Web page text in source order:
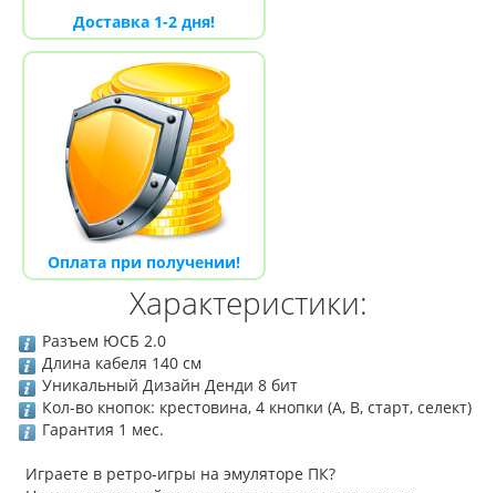
Доставка 1-2 дня!
Оплата при получении!
Характеристики:
Разъем ЮСБ 2.0
Длина кабеля 140 см
Уникальный Дизайн Денди 8 бит
Кол-во кнопок: крестовина, 4 кнопки (А, В, старт, селект)
Гарантия 1 мес.
Играете в ретро-игры на эмуляторе ПК?